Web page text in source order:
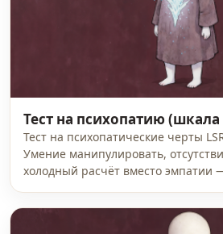
Тест на психопатию
Тест на психопатические черты
Умение манипулировать,
холодный расчёт вместо эмпатии